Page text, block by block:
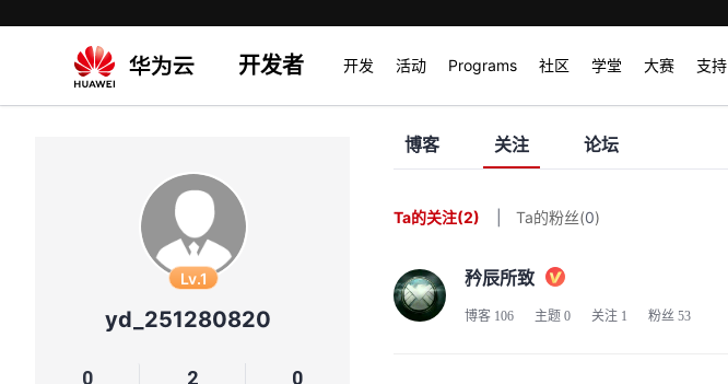
开发者 开发 活动 Programs 社区 学堂 大赛 支持
Lv.1
yd_251280820
0 2 0
博客 关注 论坛
Ta的关注(2) Ta的粉丝(0)
矜辰所致
博客 106 主题 0 关注 1 粉丝 53